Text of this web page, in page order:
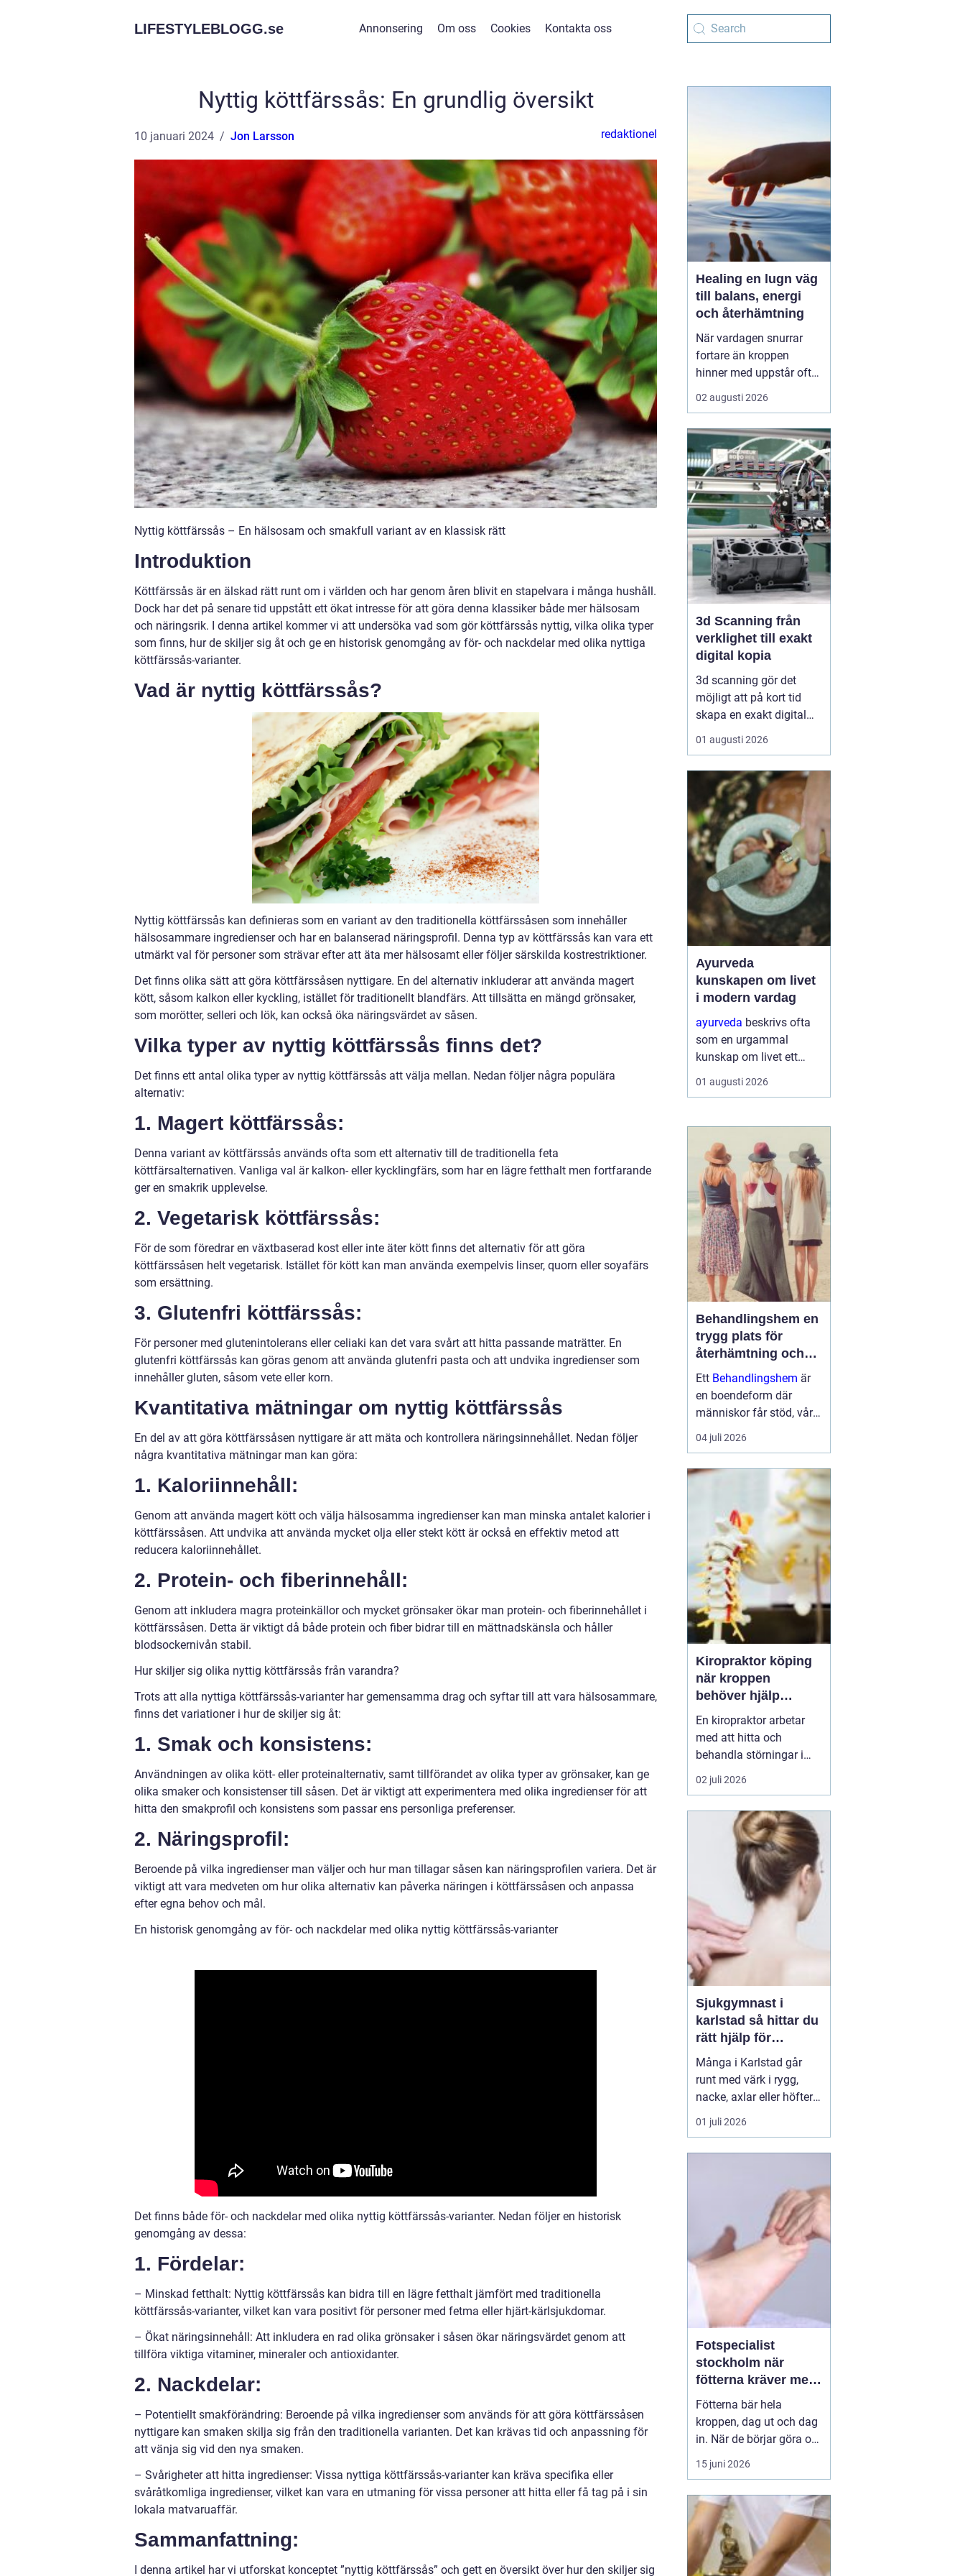
LIFESTYLEBLOGG.se Annonsering Om oss Cookies Kontakta oss
Nyttig köttfärssås: En grundlig översikt
10 januari 2024 Jon Larsson redaktionel
Nyttig köttfärssås – En hälsosam och smakfull variant av en klassisk rätt
Introduktion
Köttfärssås är en älskad rätt runt om i världen och har genom åren blivit en stapelvara i många hushåll.
Dock har det på senare tid uppstått ett ökat intresse för att göra denna klassiker både mer hälsosam
och näringsrik. I denna artikel kommer vi att undersöka vad som gör köttfärssås nyttig, vilka olika typer
som finns, hur de skiljer sig åt och ge en historisk genomgång av för- och nackdelar med olika nyttiga
köttfärssås-varianter.
Vad är nyttig köttfärssås?
Nyttig köttfärssås kan definieras som en variant av den traditionella köttfärssåsen som innehåller
hälsosammare ingredienser och har en balanserad näringsprofil. Denna typ av köttfärssås kan vara ett
utmärkt val för personer som strävar efter att äta mer hälsosamt eller följer särskilda kostrestriktioner.
Det finns olika sätt att göra köttfärssåsen nyttigare. En del alternativ inkluderar att använda magert
kött, såsom kalkon eller kyckling, istället för traditionellt blandfärs. Att tillsätta en mängd grönsaker,
som morötter, selleri och lök, kan också öka näringsvärdet av såsen.
Vilka typer av nyttig köttfärssås finns det?
Det finns ett antal olika typer av nyttig köttfärssås att välja mellan. Nedan följer några populära
alternativ:
1. Magert köttfärssås:
Denna variant av köttfärssås används ofta som ett alternativ till de traditionella feta
köttfärsalternativen. Vanliga val är kalkon- eller kycklingfärs, som har en lägre fetthalt men fortfarande
ger en smakrik upplevelse.
2. Vegetarisk köttfärssås:
För de som föredrar en växtbaserad kost eller inte äter kött finns det alternativ för att göra
köttfärssåsen helt vegetarisk. Istället för kött kan man använda exempelvis linser, quorn eller soyafärs
som ersättning.
3. Glutenfri köttfärssås:
För personer med glutenintolerans eller celiaki kan det vara svårt att hitta passande maträtter. En
glutenfri köttfärssås kan göras genom att använda glutenfri pasta och att undvika ingredienser som
innehåller gluten, såsom vete eller korn.
Kvantitativa mätningar om nyttig köttfärssås
En del av att göra köttfärssåsen nyttigare är att mäta och kontrollera näringsinnehållet. Nedan följer
några kvantitativa mätningar man kan göra:
1. Kaloriinnehåll:
Genom att använda magert kött och välja hälsosamma ingredienser kan man minska antalet kalorier i
köttfärssåsen. Att undvika att använda mycket olja eller stekt kött är också en effektiv metod att
reducera kaloriinnehållet.
2. Protein- och fiberinnehåll:
Genom att inkludera magra proteinkällor och mycket grönsaker ökar man protein- och fiberinnehållet i
köttfärssåsen. Detta är viktigt då både protein och fiber bidrar till en mättnadskänsla och håller
blodsockernivån stabil.
Hur skiljer sig olika nyttig köttfärssås från varandra?
Trots att alla nyttiga köttfärssås-varianter har gemensamma drag och syftar till att vara hälsosammare,
finns det variationer i hur de skiljer sig åt:
1. Smak och konsistens:
Användningen av olika kött- eller proteinalternativ, samt tillförandet av olika typer av grönsaker, kan ge
olika smaker och konsistenser till såsen. Det är viktigt att experimentera med olika ingredienser för att
hitta den smakprofil och konsistens som passar ens personliga preferenser.
2. Näringsprofil:
Beroende på vilka ingredienser man väljer och hur man tillagar såsen kan näringsprofilen variera. Det är
viktigt att vara medveten om hur olika alternativ kan påverka näringen i köttfärssåsen och anpassa
efter egna behov och mål.
En historisk genomgång av för- och nackdelar med olika nyttig köttfärssås-varianter
Det finns både för- och nackdelar med olika nyttig köttfärssås-varianter. Nedan följer en historisk
genomgång av dessa:
1. Fördelar:
– Minskad fetthalt: Nyttig köttfärssås kan bidra till en lägre fetthalt jämfört med traditionella
köttfärssås-varianter, vilket kan vara positivt för personer med fetma eller hjärt-kärlsjukdomar.
– Ökat näringsinnehåll: Att inkludera en rad olika grönsaker i såsen ökar näringsvärdet genom att
tillföra viktiga vitaminer, mineraler och antioxidanter.
2. Nackdelar:
– Potentiellt smakförändring: Beroende på vilka ingredienser som används för att göra köttfärssåsen
nyttigare kan smaken skilja sig från den traditionella varianten. Det kan krävas tid och anpassning för
att vänja sig vid den nya smaken.
– Svårigheter att hitta ingredienser: Vissa nyttiga köttfärssås-varianter kan kräva specifika eller
svåråtkomliga ingredienser, vilket kan vara en utmaning för vissa personer att hitta eller få tag på i sin
lokala matvaruaffär.
Sammanfattning:
I denna artikel har vi utforskat konceptet ”nyttig köttfärssås” och gett en översikt över hur den skiljer sig
Healing en lugn väg
till balans, energi
och återhämtning
När vardagen snurrar
fortare än kroppen
hinner med uppstår ofta
spänningar, oro och
trötthet som inte går att
Många börjar då söka
efter metoder som kan
skapa lugn på djupet,
inte bara i tankarna utan
också i kroppen. I den
sökn...
02 augusti 2026
3d Scanning från
verklighet till exakt
digital kopia
3d scanning gör det
möjligt att på kort tid
skapa en exakt digital
kopia av nästan vad
som helst: en liten detalj,
eller en hel fabrik.
Tekniken används i dag
inom industri, bygg,
fastigheter, kulturarv och
infrastruktur för at...
01 augusti 2026
Ayurveda
kunskapen om livet
i modern vardag
ayurveda beskrivs ofta
som en urgammal
kunskap om livet ett
praktiskt system för
hälsa som förenar kropp,
stället för att enbart
fokusera på symptom
försöker ayurvedan
förstå varf...
01 augusti 2026
Behandlingshem en
trygg plats för
återhämtning och
förändring
Ett Behandlingshem är
en boendeform där
människor får stöd, vård
och struktur under en
period i livet när det
öppenvården inte räcker.
Målet är att skapa
trygghet, stabilitet och
förutsättni...
04 juli 2026
Kiropraktor köping
när kroppen
behöver hjälp
tillbaka
En kiropraktor arbetar
med att hitta och
behandla störningar i
kroppens leder, muskler
och nervsystem. Målet
smärta, bättre rörlighet
och en vardag som
fungerar igen.
Kiropraktik passar
många som kämpar
med återkommande
ryggont...
02 juli 2026
Sjukgymnast i
karlstad så hittar du
rätt hjälp för
kroppen
Många i Karlstad går
runt med värk i rygg,
nacke, axlar eller höfter
utan att söka hjälp.
Andra har råkat ut för en
släppa. En legitimerad
sjukgymnast kan då
göra stor skillnad.
Genom n...
01 juli 2026
Fotspecialist
stockholm när
fötterna kräver mer
än vanliga sulor
Fötterna bär hela
kroppen, dag ut och dag
in. När de börjar göra ont
påverkas mer än bara
stegen sömn, träning,
lidande. Många försöker
länge med egenvård,
inlägg från sportbutiken
eller vila, men
15 juni 2026